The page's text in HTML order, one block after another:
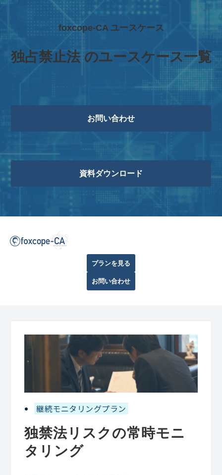
foxcope-CA ユースケース
独占禁止法 のユースケース一覧
お問い合わせ
資料ダウンロード
プランを見る
お問い合わせ
継続モニタリングプラン
独禁法リスクの常時モニ
タリング